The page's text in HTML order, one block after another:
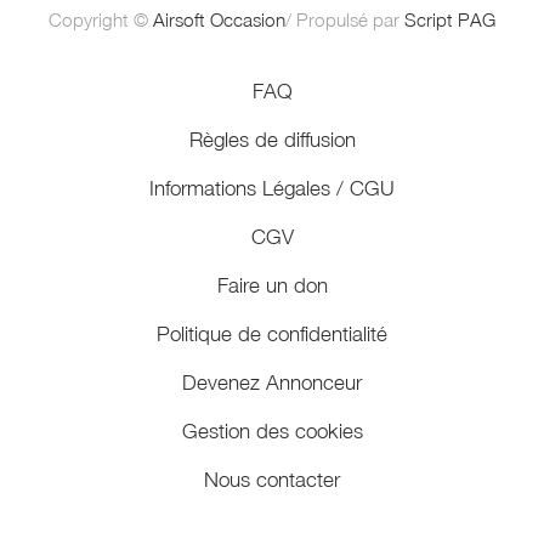
Copyright © Airsoft Occasion/ Propulsé par Script PAG
FAQ
Règles de diffusion
Informations Légales / CGU
CGV
Faire un don
Politique de confidentialité
Devenez Annonceur
Gestion des cookies
Nous contacter